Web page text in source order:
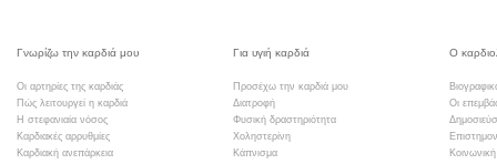
Γνωρίζω την καρδιά μου
Οι αρτηρίες της καρδιάς
Πώς λειτουργεί η καρδιά
Η στεφανιαία νόσος
Καρδιακές αρρυθμίες
Καρδιακή ανεπάρκεια
Για υγιή καρδιά
Προσέχω την καρδιά μου
Διατροφή
Φυσική δραστηριότητα
Χοληστερίνη
Κάπνισμα
Ο
Οι